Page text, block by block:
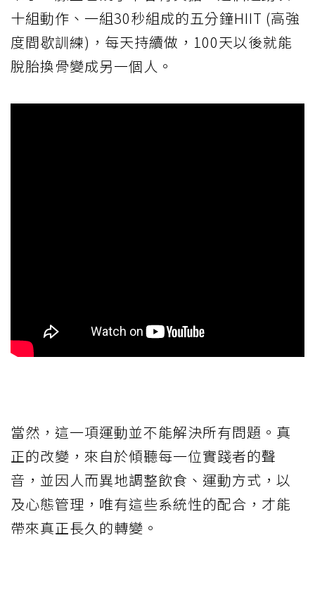
十組動作、一組30秒組成的五分鐘HIIT (高強
度間歇訓練)，每天持續做，100天以後就能
脫胎換骨變成另一個人。
當然，這一項運動並不能解決所有問題。真
正的改變，來自於傾聽每一位實踐者的聲
音，並因人而異地調整飲食、運動方式，以
及心態管理，唯有這些系統性的配合，才能
帶來真正長久的轉變。